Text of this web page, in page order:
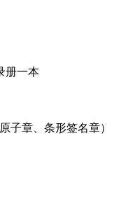
册一本
子章、条形签名章）